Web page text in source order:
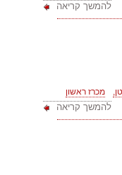
להמשך קריאה
מכרז ראשון
להמשך קריאה